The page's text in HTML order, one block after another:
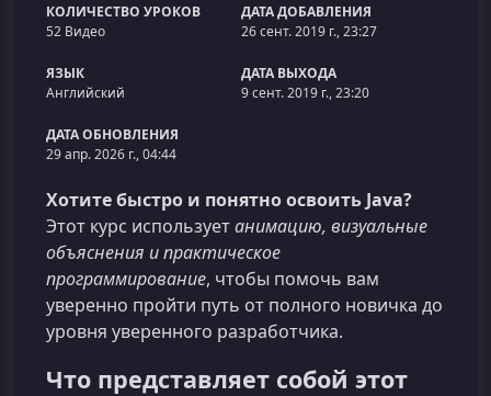
КОЛИЧЕСТВО УРОКОВ
52 Видео
ДАТА ДОБАВЛЕНИЯ
26 сент. 2019 г., 23:27
ЯЗЫК
Английский
ДАТА ВЫХОДА
9 сент. 2019 г., 23:20
ДАТА ОБНОВЛЕНИЯ
29 апр. 2026 г., 04:44
Хотите быстро и понятно освоить Java?
Этот курс используетанимацию, визуальные
объяснения и практическое
программирование, чтобы помочь вам
уверенно пройти путь от полного новичка до
уровня уверенного разработчика.
Что представляет собой этот